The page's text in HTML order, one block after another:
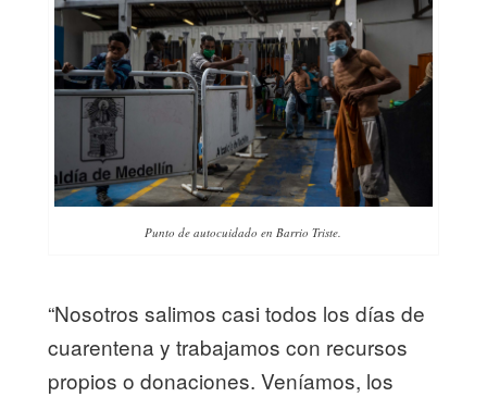
Punto de autocuidado en Barrio Triste.
“Nosotros salimos casi todos los días de
cuarentena y trabajamos con recursos
propios o donaciones. Veníamos, los